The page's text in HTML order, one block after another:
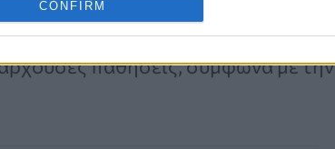
CONFIRM
των συμπτωμάτων, το
παθήσεις, σύμφωνα με την